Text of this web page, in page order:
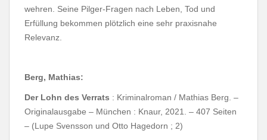
wehren. Seine Pilger-Fragen nach Leben, Tod und
Erfüllung bekommen plötzlich eine sehr praxisnahe
Relevanz.
Berg, Mathias:
Der Lohn des Verrats : Kriminalroman / Mathias Berg. –
Originalausgabe – München : Knaur, 2021. – 407 Seiten
– (Lupe Svensson und Otto Hagedorn ; 2)